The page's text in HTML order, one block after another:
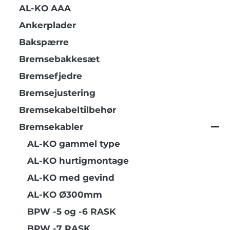
AL-KO AAA
Ankerplader
Bakspærre
Bremsebakkesæt
Bremsefjedre
Bremsejustering
Bremsekabeltilbehør
Bremsekabler
AL-KO gammel type
AL-KO hurtigmontage
AL-KO med gevind
AL-KO Ø300mm
BPW -5 og -6 RASK